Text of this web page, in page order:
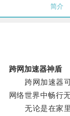
简介
跨网加速器神盾
跨网加速器可
网络世界中畅行无
无论是在家里